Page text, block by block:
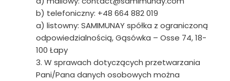
b) telefoniczny: +48 664 882 019
a) listowny: SAMIMUNAY spółka z ograniczoną
odpowiedzialnością, Gąsówka – Osse 74, 18-
100 Łapy
3. W sprawach dotyczących przetwarzania
Pani/Pana danych osobowych można